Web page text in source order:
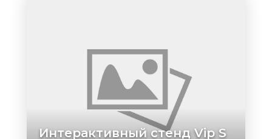
Интерактивный стенд Vip S